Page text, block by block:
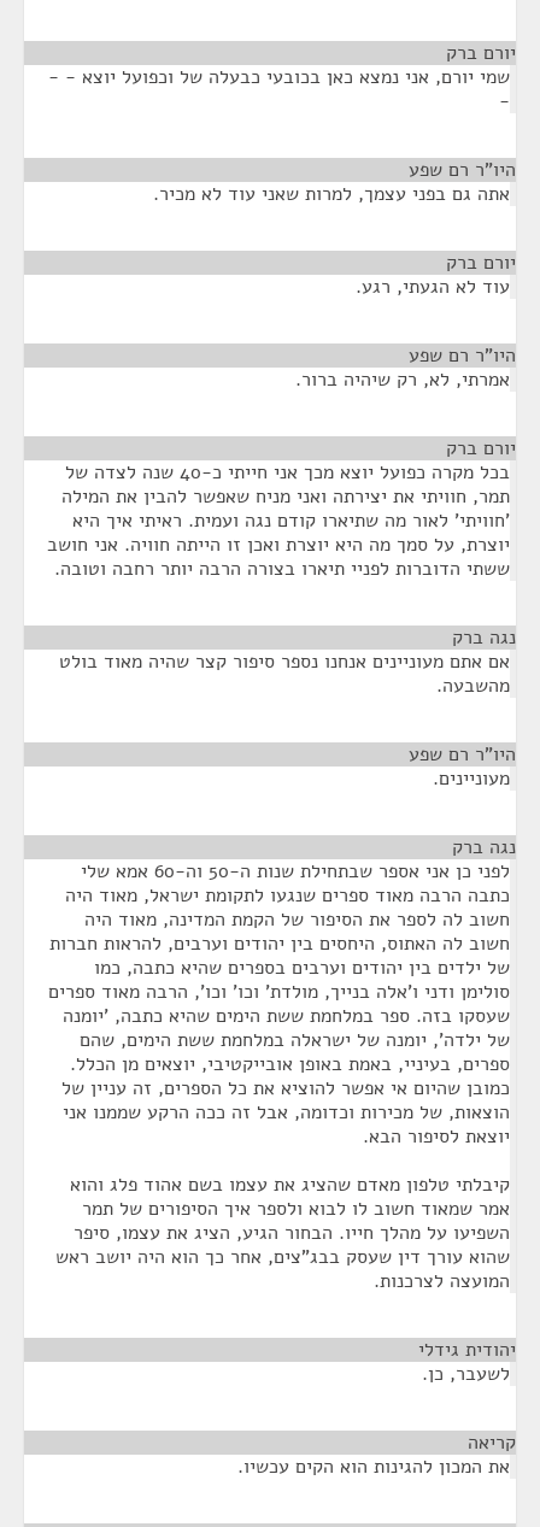
יורם ברק
שמי יורם, אני נמצא כאן בכובעי כבעלה של וכפועל יוצא - -
-
היו"ר רם שפע
אתה גם בפני עצמך, למרות שאני עוד לא מכיר.
יורם ברק
עוד לא הגעתי, רגע.
היו"ר רם שפע
אמרתי, לא, רק שיהיה ברור.
יורם ברק
בכל מקרה כפועל יוצא מכך אני חייתי כ-40 שנה לצדה של
תמר, חוויתי את יצירתה ואני מניח שאפשר להבין את המילה
'חוויתי' לאור מה שתיארו קודם נגה ועמית. ראיתי איך היא
יוצרת, על סמך מה היא יוצרת ואכן זו הייתה חוויה. אני חושב
ששתי הדוברות לפניי תיארו בצורה הרבה יותר רחבה וטובה.
נגה ברק
אם אתם מעוניינים אנחנו נספר סיפור קצר שהיה מאוד בולט
מהשבעה.
היו"ר רם שפע
מעוניינים.
נגה ברק
לפני כן אני אספר שבתחילת שנות ה-50 וה-60 אמא שלי
כתבה הרבה מאוד ספרים שנגעו לתקומת ישראל, מאוד היה
חשוב לה לספר את הסיפור של הקמת המדינה, מאוד היה
חשוב לה האתוס, היחסים בין יהודים וערבים, להראות חברות
של ילדים בין יהודים וערבים בספרים שהיא כתבה, כמו
סולימן ודני ו'אלה בנייך, מולדת' וכו' וכו', הרבה מאוד ספרים
שעסקו בזה. ספר במלחמת ששת הימים שהיא כתבה, 'יומנה
של ילדה', יומנה של ישראלה במלחמת ששת הימים, שהם
ספרים, בעיניי, באמת באופן אובייקטיבי, יוצאים מן הכלל.
כמובן שהיום אי אפשר להוציא את כל הספרים, זה עניין של
הוצאות, של מכירות וכדומה, אבל זה ככה הרקע שממנו אני
יוצאת לסיפור הבא.
קיבלתי טלפון מאדם שהציג את עצמו בשם אהוד פלג והוא
אמר שמאוד חשוב לו לבוא ולספר איך הסיפורים של תמר
השפיעו על מהלך חייו. הבחור הגיע, הציג את עצמו, סיפר
שהוא עורך דין שעסק בבג"צים, אחר כך הוא היה יושב ראש
המועצה לצרכנות.
יהודית גידלי
לשעבר, כן.
קריאה
את המכון להגינות הוא הקים עכשיו.